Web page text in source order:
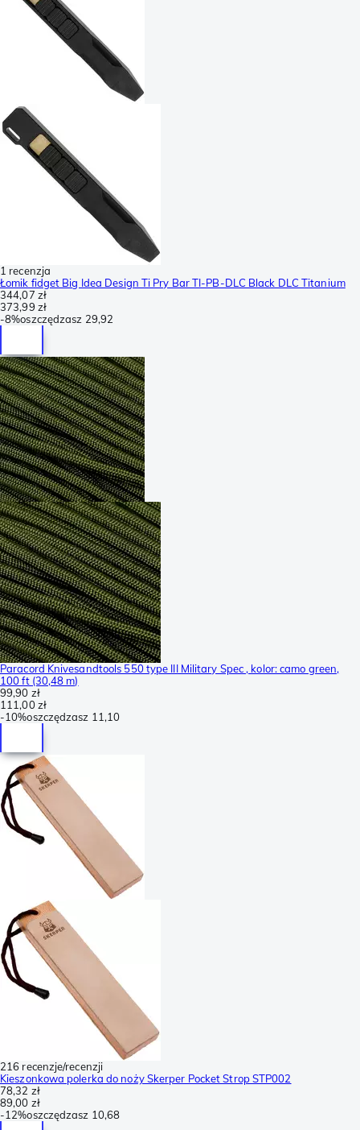
1 recenzja
Łomik fidget Big Idea Design Ti Pry Bar TI-PB-DLC Black DLC Titanium
344,07 zł
373,99 zł
-8%oszczędzasz 29,92
Paracord Knivesandtools 550 type III Military Spec , kolor: camo green,
100 ft (30,48 m)
99,90 zł
111,00 zł
-10%oszczędzasz 11,10
216 recenzje/recenzji
Kieszonkowa polerka do noży Skerper Pocket Strop STP002
78,32 zł
89,00 zł
-12%oszczędzasz 10,68